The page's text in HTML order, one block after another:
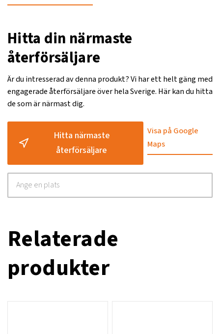
Hitta din närmaste
återförsäljare
Är du intresserad av denna produkt? Vi har ett helt gäng med
engagerade återförsäljare över hela Sverige. Här kan du hitta
de som är närmast dig.
Hitta närmaste
återförsäljare
Visa på Google
Maps
Relaterade
produkter